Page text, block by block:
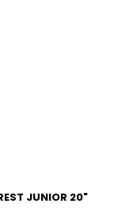
JUNIOR 20"